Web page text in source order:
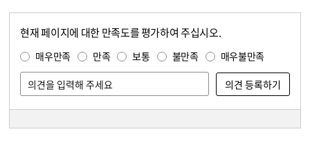
현재 페이지에 대한 만족도를 평가하여 주십시오.
매우만족 만족 보통 불만족 매우불만족